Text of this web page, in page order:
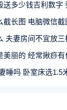
送多少钱吉利数字
截长图 电脑微信
夫妻房间不宜放三
美丽的 经常揪痧
睡吗 卧室床选1.5